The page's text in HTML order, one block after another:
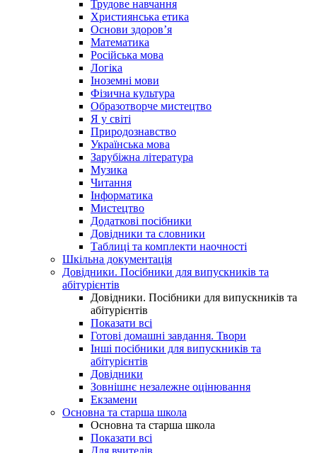
Трудове навчання
Християнська етика
Основи здоров’я
Математика
Російська мова
Логіка
Іноземні мови
Фізична культура
Образотворче мистецтво
Я у світі
Природознавство
Українська мова
Зарубіжна література
Музика
Читання
Інформатика
Мистецтво
Додаткові посібники
Довідники та словники
Таблиці та комплекти наочності
Шкільна документація
Довідники. Посібники для випускників та
абітурієнтів
Довідники. Посібники для випускників та
абітурієнтів
Показати всі
Готові домашні завдання. Твори
Інші посібники для випускників та
абітурієнтів
Довідники
Зовнішнє незалежне оцінювання
Екзамени
Основна та старша школа
Основна та старша школа
Показати всі
Для вчителів